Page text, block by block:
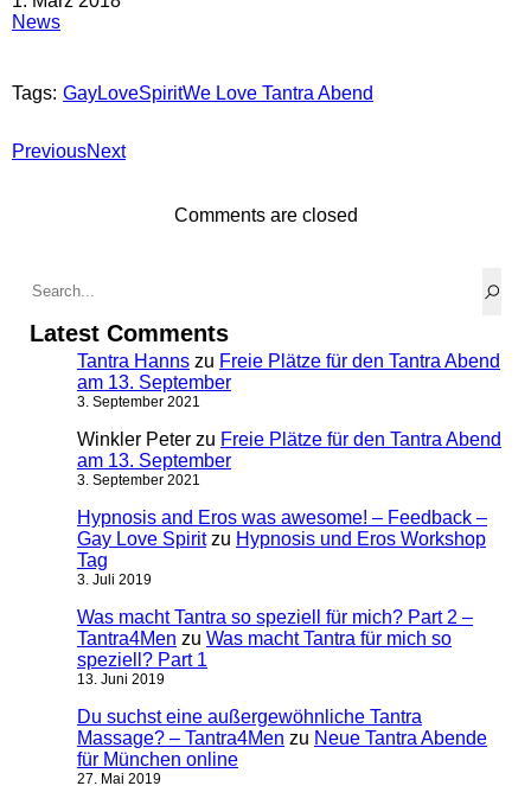
In Bezug auf
News
Tags: GayLoveSpiritWe Love Tantra Abend
PreviousNext
Comments are closed
Latest Comments
Tantra Hanns zu Freie Plätze für den Tantra Abend
am 13. September
3. September 2021
Winkler Peter zu Freie Plätze für den Tantra Abend
am 13. September
3. September 2021
Hypnosis and Eros was awesome! – Feedback –
Gay Love Spiritzu Hypnosis und Eros Workshop
Tag
3. Juli 2019
Was macht Tantra so speziell für mich? Part 2 –
Tantra4Men zu Was macht Tantra für mich so
speziell? Part 1
13. Juni 2019
Du suchst eine außergewöhnliche Tantra
Massage? – Tantra4Men zu Neue Tantra Abende
für München online
27. Mai 2019